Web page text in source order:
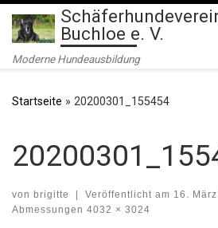
Zum Inhalt springen
Buchloe e. V.
Moderne Hundeausbildung
Startseite » 20200301_155454
von brigitte | Veröffentlicht am 16.
Abmessungen 4032 × 3024